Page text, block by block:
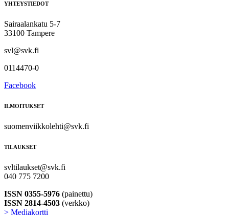
YHTEYSTIEDOT
Sairaalankatu 5-7
33100 Tampere
svl@svk.fi
0114470-0
Facebook
ILMOITUKSET
suomenviikkolehti@svk.fi
TILAUKSET
svltilaukset@svk.fi
040 775 7200
ISSN 0355-5976 (painettu)
ISSN 2814-4503 (verkko)
> Mediakortti